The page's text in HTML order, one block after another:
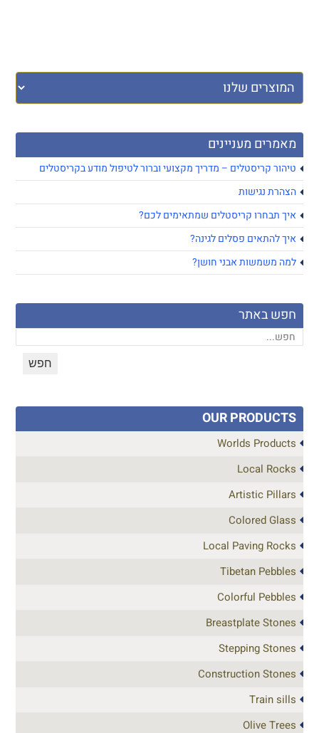
מאמרים מעניינים
טיהור קריסטלים – מדריך מקצועי וברור לטיפול מודע בקריסטלים
הצהרת נגישות
איך תבחרו קריסטלים שמתאימים לכם?
איך להתאים פסלים לגינה?
למה משמשות אבני חושן?
חפש באתר
OUR PRODUCTS
Worlds Products
Local Rocks
Artistic Pillars
Colored Glass
Local Paving Rocks
Tibetan Pebbles
Colorful Pebbles
Breastplate Stones
Stepping Stones
Construction Stones
Train sills
Olive Trees